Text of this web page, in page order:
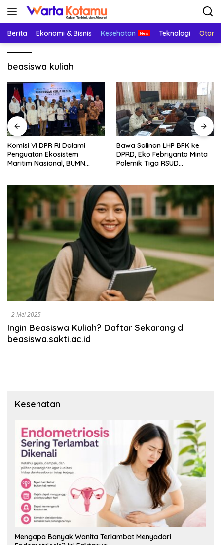
Langsung
Berita Ekonomi & Bisnis Kesehatan Teknologi
beasiswa kuliah
Komisi VI DPR RI Dalami
Penguatan Ekosistem
Maritim Nasional, BUMN
Bawa Salinan LHP BPK ke
DPRD, Eko Febriyanto Minta
Polemik Tiga RSUD
2 Mei 2025
Ingin Beasiswa Kuliah? Daftar Sekarang di
beasiswa.sakti.ac.id
Kesehatan
Mengapa Banyak Wanita Terlambat Menyadari